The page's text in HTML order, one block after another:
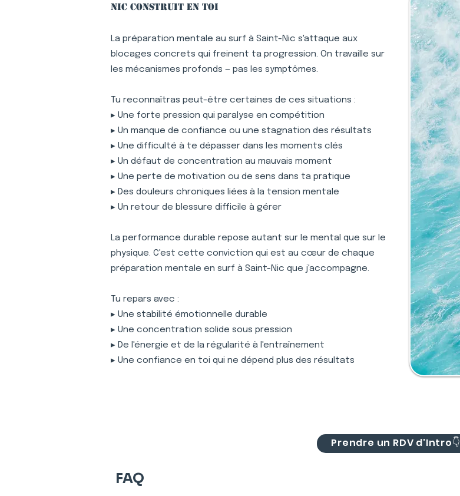
Nic construit en toi
La préparation mentale au surf à Saint-Nic s'attaque aux
blocages concrets qui freinent ta progression. On travaille sur
les mécanismes profonds — pas les symptômes.
Tu reconnaîtras peut-être certaines de ces situations :
▸ Une forte pression qui paralyse en compétition
▸ Un manque de confiance ou une stagnation des résultats
▸ Une difficulté à te dépasser dans les moments clés
▸ Un défaut de concentration au mauvais moment
▸ Une perte de motivation ou de sens dans ta pratique
▸ Des douleurs chroniques liées à la tension mentale
▸ Un retour de blessure difficile à gérer
La performance durable repose autant sur le mental que sur le
physique. C'est cette conviction qui est au cœur de chaque
préparation mentale en surf à Saint-Nic que j'accompagne.
Tu repars avec :
▸ Une stabilité émotionnelle durable
▸ Une concentration solide sous pression
▸ De l'énergie et de la régularité à l'entraînement
▸ Une confiance en toi qui ne dépend plus des résultats
Prendre un RDV d'Intro👇
FAQ